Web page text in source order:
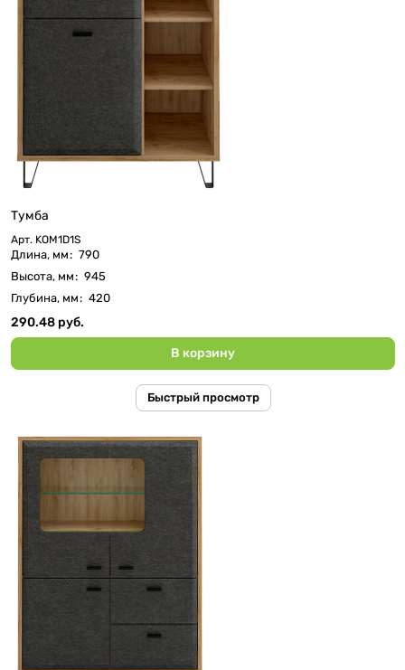
Тумба
Арт. KOM1D1S
Длина, мм: 790
Высота, мм: 945
Глубина, мм: 420
290.48 руб.
В корзину
Быстрый просмотр